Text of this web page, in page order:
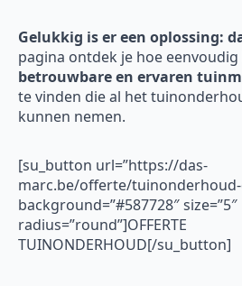
Gelukkig is er een oplossing:
pagina ontdek je hoe
betrouwbare en ervaren
te vinden die al het
kunnen nemen.
[su_button url=”https://das-
marc.be/offerte/
background=”#587728″ size=”5″
radius=”round”]OFFERTE
TUINONDERHOUD[/su_button]